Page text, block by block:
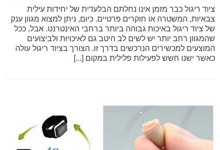
ציוד ריגול כבר מזמן אינו נחלתם הבלעדית של יחידות עילית
צבאיות, המשטרה או חוקרים פרטיים. כיום, ניתן למצוא מגוון ענק
של ציוד ריגול באיכות גבוהה ביותר ברחבי האינטרנט. אבל, ככל
שהמגוון רחב יותר יש לשים לב היטב גם לאיכויות ולביצועים
המוצעים למכשירים הנרכשים בדרך זו. הצורך בציוד ריגול עולה
כאשר ישנו חשש לפעילות פלילית במקום [...]